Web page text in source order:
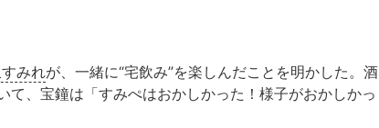
みれが、一緒に“宅飲み”を楽しんだことを明かした。酒
て、宝鐘は「すみぺはおかしかった！様子がおかしかっ